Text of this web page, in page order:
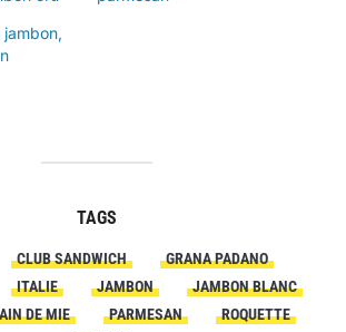
jambon,
TAGS
CLUB SANDWICH
GRANA PADANO
ITALIE JAMBON
JAMBON BLANC
DE MIE PARMESAN
ROQUETTE